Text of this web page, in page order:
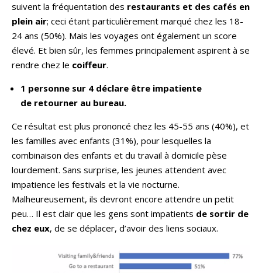
suivent la fréquentation des restaurants et des cafés en
plein air; ceci étant particulièrement marqué chez les 18-
24 ans (50%). Mais les voyages ont également un score
élevé. Et bien sûr, les femmes principalement aspirent à se
rendre chez le coiffeur.
1 personne sur 4 déclare être impatiente
de retourner au bureau.
Ce résultat est plus prononcé chez les 45-55 ans (40%), et
les familles avec enfants (31%), pour lesquelles la
combinaison des enfants et du travail à domicile pèse
lourdement. Sans surprise, les jeunes attendent avec
impatience les festivals et la vie nocturne.
Malheureusement, ils devront encore attendre un petit
peu… Il est clair que les gens sont impatients de sortir de
chez eux, de se déplacer, d’avoir des liens sociaux.